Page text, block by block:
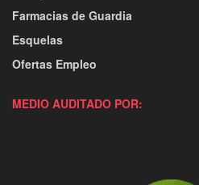
Farmacias de Guardia
Esquelas
Ofertas Empleo
MEDIO AUDITADO POR: